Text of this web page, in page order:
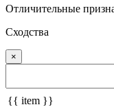
Отличительные
Сходства
×
{{ item }}